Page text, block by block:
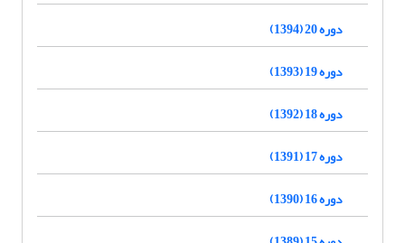
دوره 20 (1394)
دوره 19 (1393)
دوره 18 (1392)
دوره 17 (1391)
دوره 16 (1390)